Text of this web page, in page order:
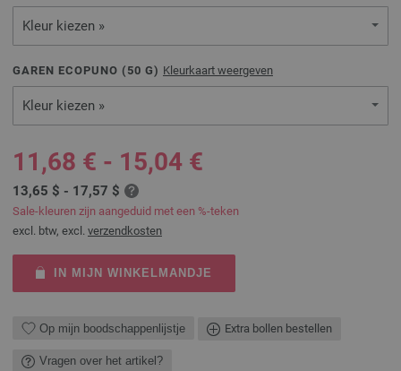
Kleur kiezen »
GAREN ECOPUNO ( 50 G) Kleurkaart weergeven
Kleur kiezen »
11,68 € - 15,04 €
13,65 $ - 17,57 $
Sale-kleuren zijn aangeduid met een %-teken
excl. btw, excl. verzendkosten
IN MIJN WINKELMANDJE
Op mijn boodschappenlijstje Extra bollen bestellen
Vragen over het artikel?